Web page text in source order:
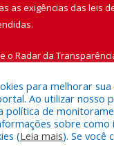
as exigências das leis
e o Radar da
reservados a Prefeitura
Nazaré.
para melhorar
Ao utilizar nosso
política de
sobre como
(Leia mais). Se você